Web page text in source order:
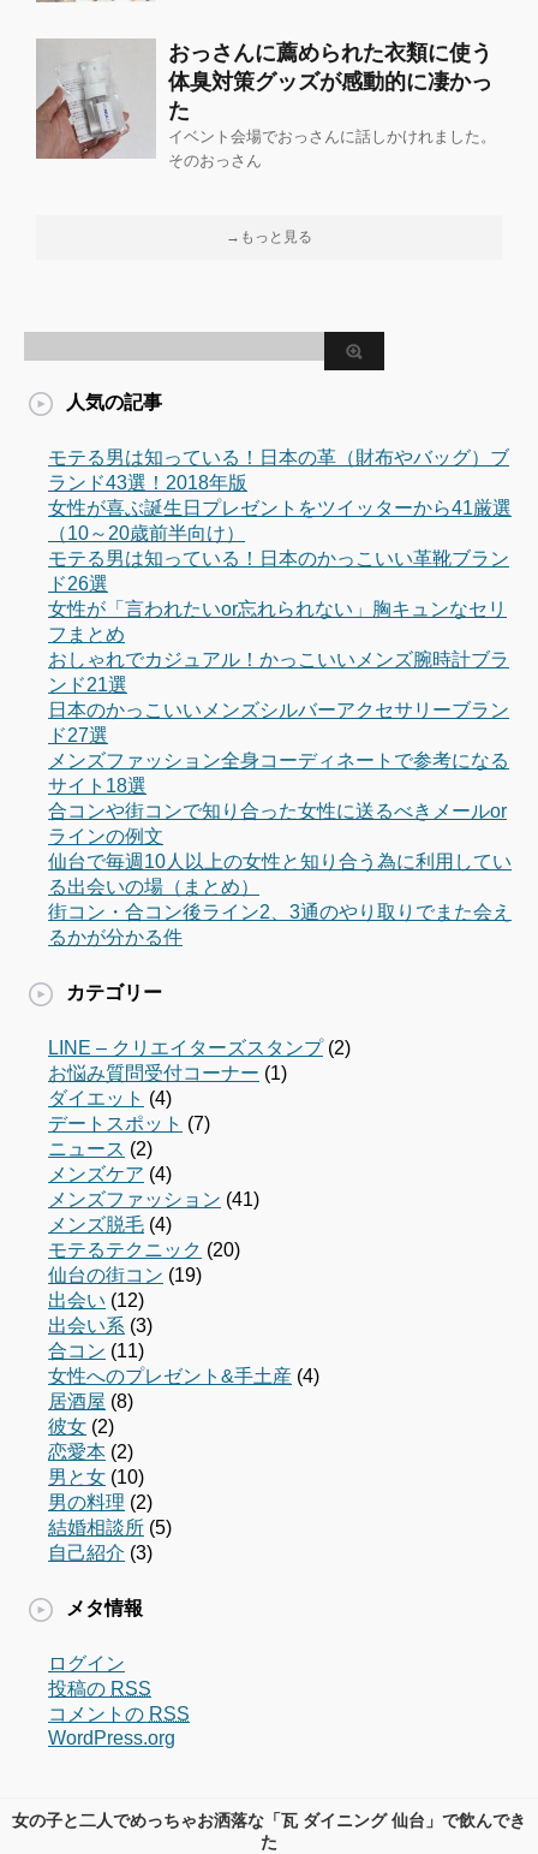
おっさんに薦められた衣類に使う
体臭対策グッズが感動的に凄かっ
た
イベント会場でおっさんに話しかけれました。
そのおっさん
→もっと見る
人気の記事
モテる男は知っている！日本の革（財布やバッグ）ブ
ランド43選！2018年版
女性が喜ぶ誕生日プレゼントをツイッターから41厳選
（10～20歳前半向け）
モテる男は知っている！日本のかっこいい革靴ブラン
ド26選
女性が「言われたいor忘れられない」胸キュンなセリ
フまとめ
おしゃれでカジュアル！かっこいいメンズ腕時計ブラ
ンド21選
日本のかっこいいメンズシルバーアクセサリーブラン
ド27選
メンズファッション全身コーディネートで参考になる
サイト18選
合コンや街コンで知り合った女性に送るべきメールor
ラインの例文
仙台で毎週10人以上の女性と知り合う為に利用してい
る出会いの場（まとめ）
街コン・合コン後ライン2、3通のやり取りでまた会え
るかが分かる件
カテゴリー
LINE – クリエイターズスタンプ(2)
お悩み質問受付コーナー (1)
ダイエット (4)
デートスポット (7)
ニュース (2)
メンズケア (4)
メンズファッション (41)
メンズ脱毛 (4)
モテるテクニック (20)
仙台の街コン (19)
出会い (12)
出会い系 (3)
合コン (11)
女性へのプレゼント&手土産 (4)
居酒屋 (8)
彼女 (2)
恋愛本 (2)
男と女 (10)
男の料理 (2)
結婚相談所 (5)
自己紹介 (3)
メタ情報
ログイン
投稿の RSS
コメントの RSS
WordPress.org
女の子と二人でめっちゃお洒落な「瓦 ダイニング 仙台」で飲んでき
た